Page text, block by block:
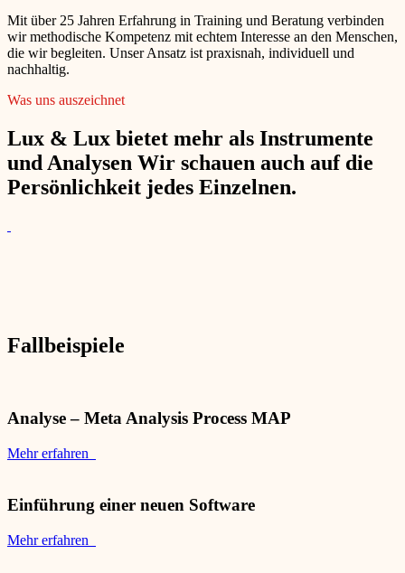
Mit über 25 Jahren Erfahrung in Training und Beratung verbinden
wir methodische Kompetenz mit echtem Interesse an den Menschen,
die wir begleiten. Unser Ansatz ist praxisnah, individuell und
nachhaltig.
Was uns auszeichnet
Lux & Lux bietet mehr als Instrumente
und Analysen Wir schauen auch auf die
Persönlichkeit jedes Einzelnen.
Fallbeispiele
Analyse – Meta Analysis Process MAP
Mehr erfahren
Einführung einer neuen Software
Mehr erfahren